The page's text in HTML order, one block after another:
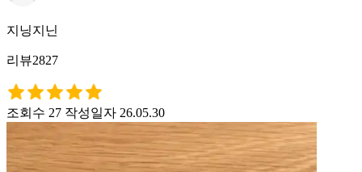
지닝지닌
리뷰2827
조회수 27 작성일자 26.05.30